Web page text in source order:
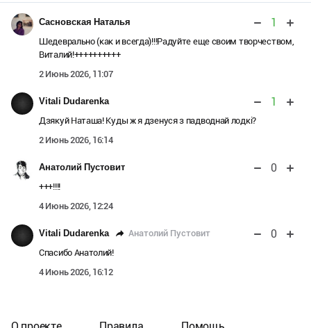
Сасновская Наталья 1
Шедеврально (как и всегда)!!!Радуйте еще своим творчеством,
Виталий!++++++++++
2 Июнь 2026, 11:07
Vitali Dudarenka 1
Дзякуй Наташа! Куды ж я дзенуся з падводнай лодкі?
2 Июнь 2026, 16:14
Анатолий Пустовит 0
+++!!!!
4 Июнь 2026, 12:24
Vitali Dudarenka Анатолий Пустовит 0
Спасибо Анатолий!
4 Июнь 2026, 16:12